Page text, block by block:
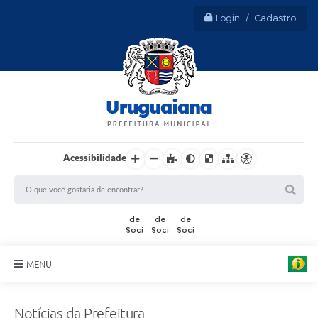
Login / Cadastro
Acessibilidade
MENU
Notícias da Prefeitura